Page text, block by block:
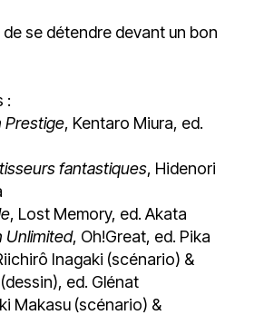
de se détendre devant un bon
:
Prestige, Kentaro Miura, ed.
fantastiques, Hidenori
, Lost Memory, ed. Akata
Unlimited, Oh!Great, ed. Pika
Inagaki (scénario) &
ed. Glénat
Makasu (scénario) &